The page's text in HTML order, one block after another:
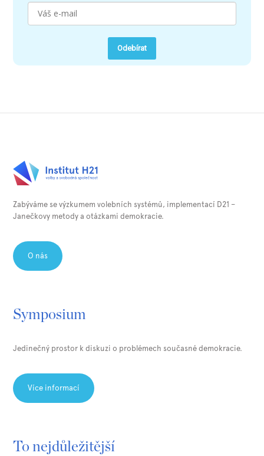
Odebírat
Zabýváme se výzkumem volebních systémů, implementací D21 –
Janečkovy metody a otázkami demokracie.⁠
O nás
Symposium
Jedinečný prostor k diskuzi o problémech současné demokracie.
Více informací
To nejdůležitější